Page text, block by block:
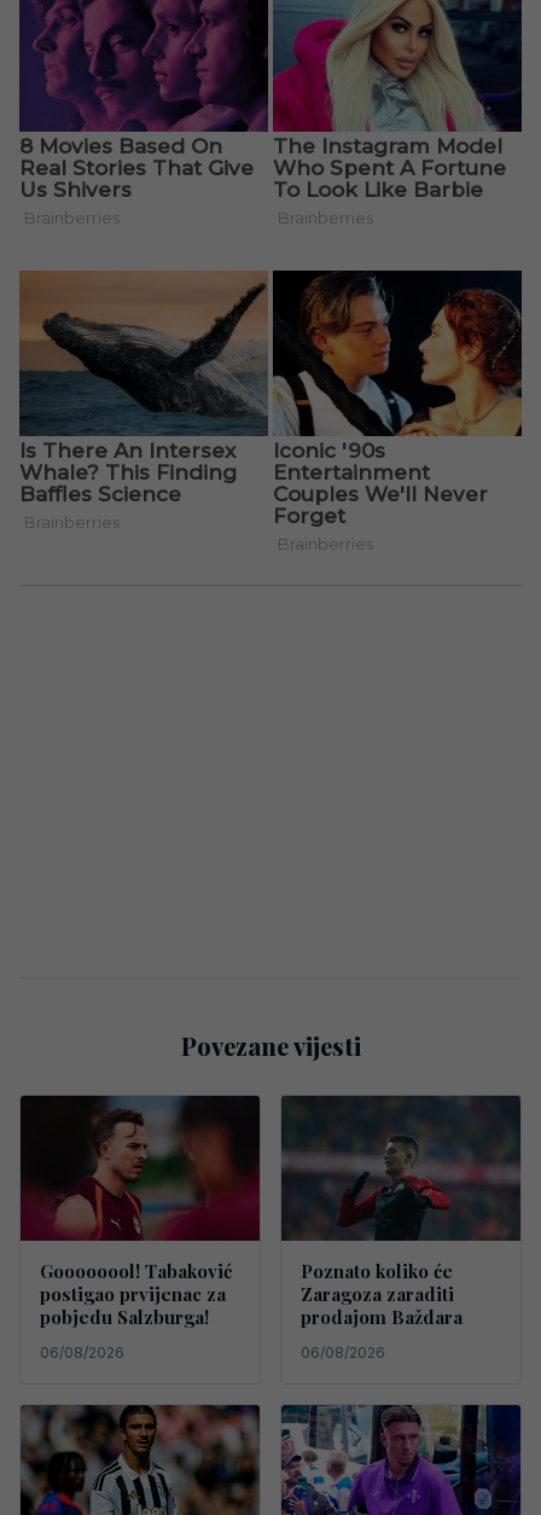
Povezane vijesti
Goooooool! Tabaković
postigao prvijenac za
pobjedu Salzburga!
06/08/2026
Poznato koliko će
Zaragoza zaraditi
prodajom Baždara
06/08/2026